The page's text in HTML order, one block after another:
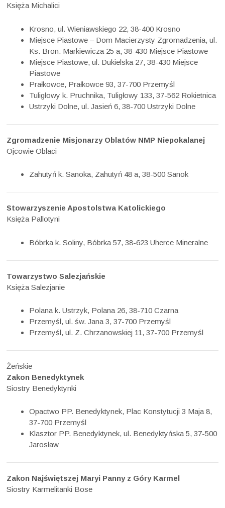
Księża Michalici
Krosno, ul. Wieniawskiego 22, 38-400 Krosno
Miejsce Piastowe – Dom Macierzysty Zgromadzenia, ul.
Ks. Bron. Markiewicza 25 a, 38-430 Miejsce Piastowe
Miejsce Piastowe, ul. Dukielska 27, 38-430 Miejsce
Piastowe
Prałkowce, Prałkowce 93, 37-700 Przemyśl
Tuligłowy k. Pruchnika, Tuligłowy 133, 37-562 Rokietnica
Ustrzyki Dolne, ul. Jasień 6, 38-700 Ustrzyki Dolne
Zgromadzenie Misjonarzy Oblatów NMP Niepokalanej
Ojcowie Oblaci
Zahutyń k. Sanoka, Zahutyń 48 a, 38-500 Sanok
Stowarzyszenie Apostolstwa Katolickiego
Księża Pallotyni
Bóbrka k. Soliny, Bóbrka 57, 38-623 Uherce Mineralne
Towarzystwo Salezjańskie
Księża Salezjanie
Polana k. Ustrzyk, Polana 26, 38-710 Czarna
Przemyśl, ul. św. Jana 3, 37-700 Przemyśl
Przemyśl, ul. Z. Chrzanowskiej 11, 37-700 Przemyśl
Żeńskie
Zakon Benedyktynek
Siostry Benedyktynki
Opactwo PP. Benedyktynek, Plac Konstytucji 3 Maja 8,
37-700 Przemyśl
Klasztor PP. Benedyktynek, ul. Benedyktyńska 5, 37-500
Jarosław
Zakon Najświętszej Maryi Panny z Góry Karmel
Siostry Karmelitanki Bose